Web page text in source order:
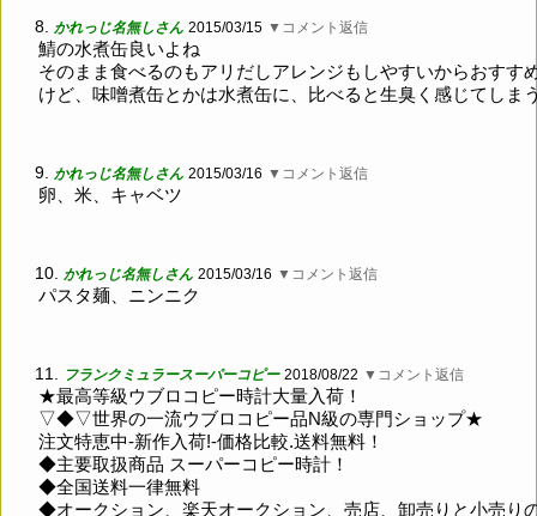
8. かれっじ名無しさん 2015/03/15 ▼コメント返信
鯖の水煮缶良いよね
そのまま食べるのもアリだしアレンジもしやすいからおすす
けど、味噌煮缶とかは水煮缶に、比べると生臭く感じてしま
9. かれっじ名無しさん 2015/03/16 ▼コメント返信
卵、米、キャベツ
10. かれっじ名無しさん 2015/03/16 ▼コメント返信
パスタ麺、ニンニク
11. フランクミュラースーパーコピー 2018/08/22 ▼コメント返信
★最高等級ウブロコピー時計大量入荷！
▽◆▽世界の一流ウブロコピー品N級の専門ショップ★
注文特恵中-新作入荷!-価格比較.送料無料！
◆主要取扱商品 スーパーコピー時計！
◆全国送料一律無料
◆オークション、楽天オークション、売店、卸売りと小売り